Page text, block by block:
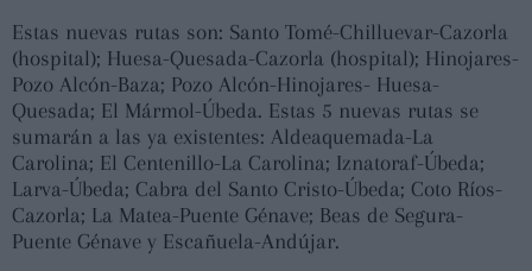
Estas nuevas rutas son: Santo Tomé-Chilluevar-Cazorla
(hospital); Huesa-Quesada-Cazorla (hospital); Hinojares-
Pozo Alcón-Baza; Pozo Alcón-Hinojares- Huesa-
Quesada; El Mármol-Úbeda. Estas 5 nuevas rutas se
sumarán a las ya existentes: Aldeaquemada-La
Carolina; El Centenillo-La Carolina; Iznatoraf-Úbeda;
Larva-Úbeda; Cabra del Santo Cristo-Úbeda; Coto Ríos-
Cazorla; La Matea-Puente Génave; Beas de Segura-
Puente Génave y Escañuela-Andújar.